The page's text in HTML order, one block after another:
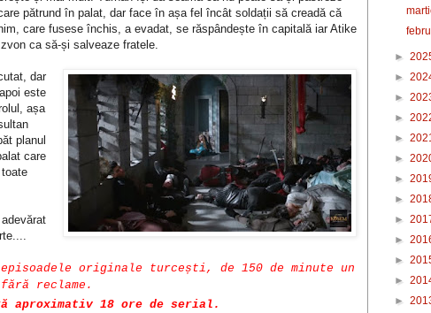
pătrund în palat, dar face în așa fel încât soldații să creadă că
care fusese închis, a evadat, se răspândește în capitală iar Atike
ca să-și salveaze fratele.
dar
este
așa
planul
care
originale turcești, de 150 de minute un
reclame.
aproximativ 18 ore de serial.
►
►
►
►
► 2021
►
►
►
►
►
►
►
►